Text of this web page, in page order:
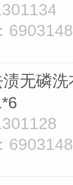
无磷